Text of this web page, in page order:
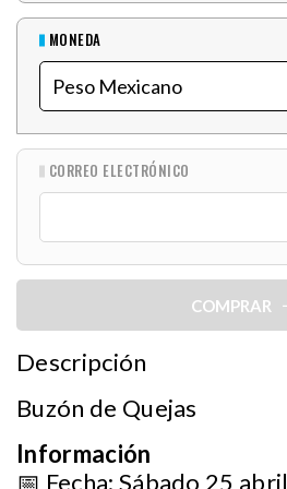
MONEDA
CORREO ELECTRÓNICO
COMPRAR
Descripción
Buzón de Quejas
Información
📅 Fecha: Sábado 25 abril